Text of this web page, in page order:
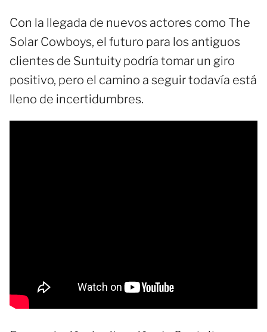
Con la llegada de nuevos actores como The
Solar Cowboys, el futuro para los antiguos
clientes de Suntuity podría tomar un giro
positivo, pero el camino a seguir todavía está
lleno de incertidumbres.